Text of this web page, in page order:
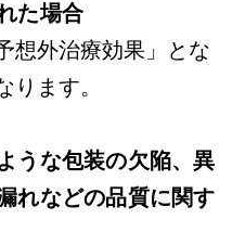
た場合
想外治療効果」とな
ります。
うな包装の欠陥、異
れなどの品質に関す